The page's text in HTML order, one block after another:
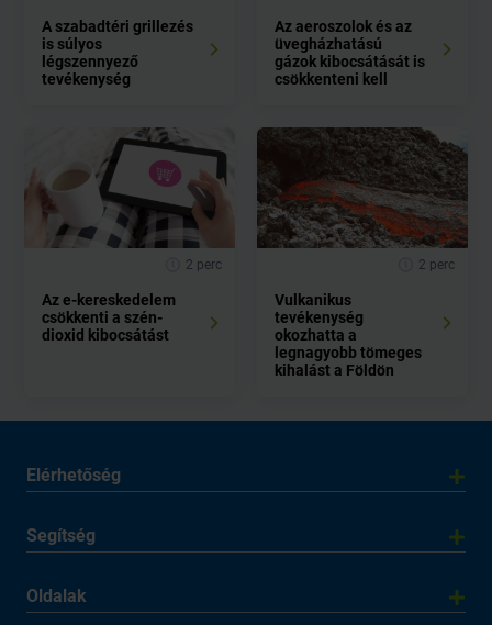
A szabadtéri grillezés
is súlyos
légszennyező
tevékenység
Az aeroszolok és az
üvegházhatású
gázok kibocsátását is
csökkenteni kell
2 perc
Az e-kereskedelem
csökkenti a szén-
dioxid kibocsátást
2 perc
Vulkanikus
tevékenység
okozhatta a
legnagyobb tömeges
kihalást a Földön
Elérhetőség
Segítség
Oldalak